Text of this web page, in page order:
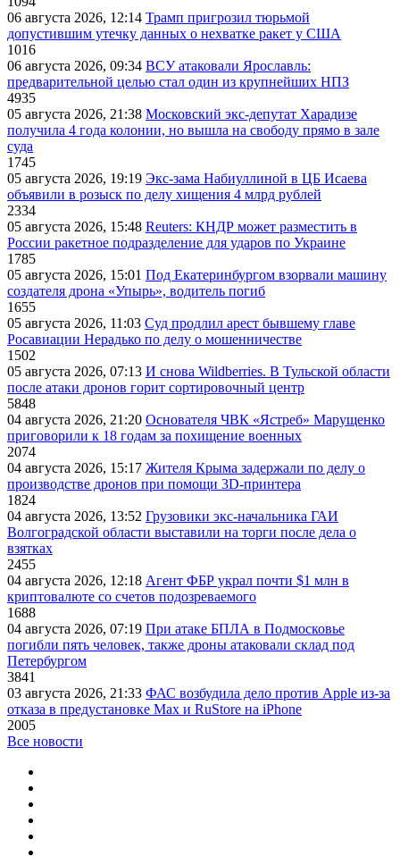
06 августа 2026, 12:14 Трамп пригрозил тюрьмой
допустившим утечку данных о нехватке ракет у США
1016
06 августа 2026, 09:34 ВСУ атаковали Ярославль:
предварительной целью стал один из крупнейших НПЗ
4935
05 августа 2026, 21:38 Московский экс-депутат Харадизе
получила 4 года колонии, но вышла на свободу прямо в зале
суда
1745
05 августа 2026, 19:19 Экс-зама Набиуллиной в ЦБ Исаева
объявили в розыск по делу хищения 4 млрд рублей
2334
05 августа 2026, 15:48 Reuters: КНДР может разместить в
России ракетное подразделение для ударов по Украине
1785
05 августа 2026, 15:01 Под Екатеринбургом взорвали машину
создателя дрона «Упырь», водитель погиб
1655
05 августа 2026, 11:03 Суд продлил арест бывшему главе
Росавиации Нерадько по делу о мошенничестве
1502
05 августа 2026, 07:13 И снова Wildberries. В Тульской области
после атаки дронов горит сортировочный центр
5848
04 августа 2026, 21:20 Основателя ЧВК «Ястреб» Марущенко
приговорили к 18 годам за похищение военных
2074
04 августа 2026, 15:17 Жителя Крыма задержали по делу о
производстве дронов при помощи 3D‑принтера
1824
04 августа 2026, 13:52 Грузовики экс-начальника ГАИ
Волгоградской области выставили на торги после дела о
взятках
2455
04 августа 2026, 12:18 Агент ФБР украл почти $1 млн в
криптовалюте со счетов подозреваемого
1688
04 августа 2026, 07:19 При атаке БПЛА в Подмосковье
погибли пять человек, также дроны атаковали склад под
Петербургом
3841
03 августа 2026, 21:33 ФАС возбудила дело против Apple из-за
отказа в предустановке Max и RuStore на iPhone
2005
Все новости